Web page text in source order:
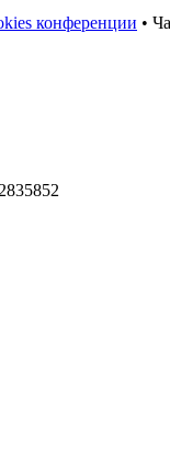
конференции •